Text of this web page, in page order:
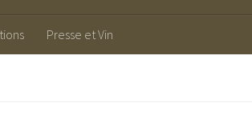
Presse et Vin